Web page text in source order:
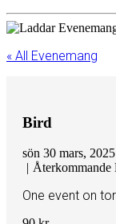
« All Evenemang
Bird
sön 30 mars,
| Återkommande
One event on